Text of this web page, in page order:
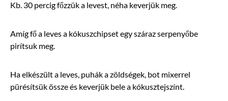
Kb. 30 percig főzzük a levest, néha keverjük meg.
Amíg fő a leves a kókuszchipset egy száraz serpenyőbe
pirítsuk meg.
Ha elkészült a leves, puhák a zöldségek, bot mixerrel
pürésítsük össze és keverjük bele a kókusztejszínt.